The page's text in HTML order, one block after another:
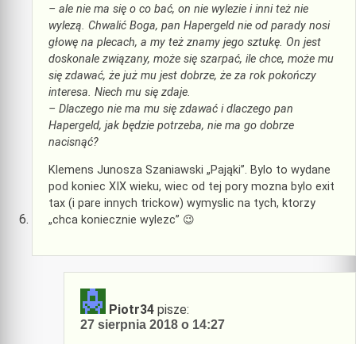
– ale nie ma się o co bać, on nie wylezie i inni też nie
wylezą. Chwalić Boga, pan Hapergeld nie od parady nosi
głowę na plecach, a my też znamy jego sztukę. On jest
doskonale związany, może się szarpać, ile chce, może mu
się zdawać, że już mu jest dobrze, że za rok pokończy
interesa. Niech mu się zdaje.
– Dlaczego nie ma mu się zdawać i dlaczego pan
Hapergeld, jak będzie potrzeba, nie ma go dobrze
nacisnąć?
Klemens Junosza Szaniawski „Pająki”. Bylo to wydane
pod koniec XIX wieku, wiec od tej pory mozna bylo exit
tax (i pare innych trickow) wymyslic na tych, ktorzy
„chca koniecznie wylezc” 😉
Piotr34 pisze:
27 sierpnia 2018 o 14:27